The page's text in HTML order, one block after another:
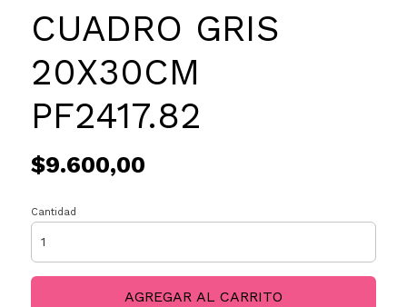
CUADRO GRIS
20X30CM
PF2417.82
$9.600,00
Cantidad
AGREGAR AL CARRITO